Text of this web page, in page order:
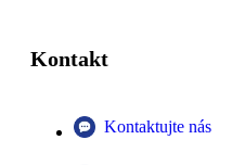
Kontakt
Kontaktujte nás